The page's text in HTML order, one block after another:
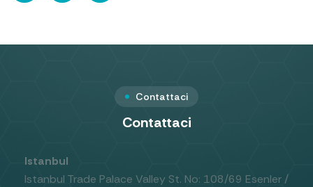
Contattaci
Contattaci
Istanbul
Istanbul Trade Palace Valley St. No: 108/69 Esenler /